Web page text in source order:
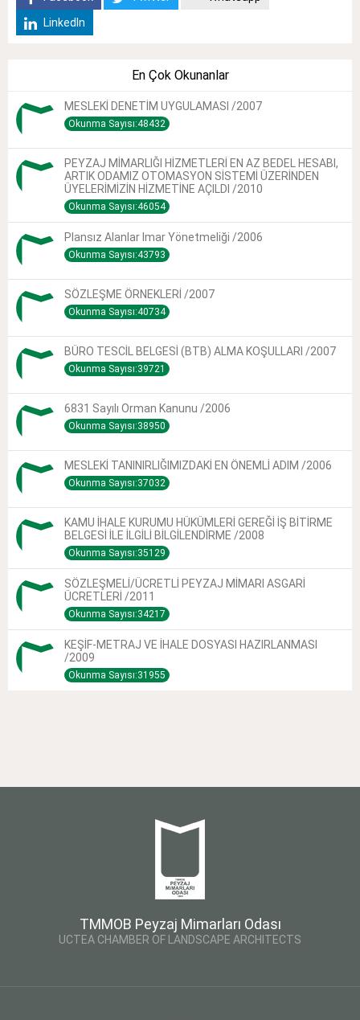
LinkedIn
En Çok Okunanlar
MESLEKİ DENETİM UYGULAMASI /2007
Okunma Sayısı:48432
PEYZAJ MİMARLIĞI HİZMETLERİ EN AZ BEDEL HESABI,
ARTIK ODAMIZ OTOMASYON SİSTEMİ ÜZERİNDEN
ÜYELERİMİZİN HİZMETİNE AÇILDI /2010
Okunma Sayısı:46054
Plansız Alanlar Imar Yönetmeliği /2006
Okunma Sayısı:43793
SÖZLEŞME ÖRNEKLERİ /2007
Okunma Sayısı:40734
BÜRO TESCİL BELGESİ (BTB) ALMA KOŞULLARI /2007
Okunma Sayısı:39721
6831 Sayılı Orman Kanunu /2006
Okunma Sayısı:38950
MESLEKİ TANINIRLIĞIMIZDAKİ EN ÖNEMLİ ADIM /2006
Okunma Sayısı:37032
KAMU İHALE KURUMU HÜKÜMLERİ GEREĞİ İŞ BİTİRME
BELGESİ İLE İLGİLİ BİLGİLENDİRME /2008
Okunma Sayısı:35129
SÖZLEŞMELİ/ÜCRETLİ PEYZAJ MİMARI ASGARİ
ÜCRETLERİ /2011
Okunma Sayısı:34217
KEŞİF-METRAJ VE İHALE DOSYASI HAZIRLANMASI
/2009
Okunma Sayısı:31955
TMMOB Peyzaj Mimarları Odası
UCTEA CHAMBER OF LANDSCAPE ARCHITECTS